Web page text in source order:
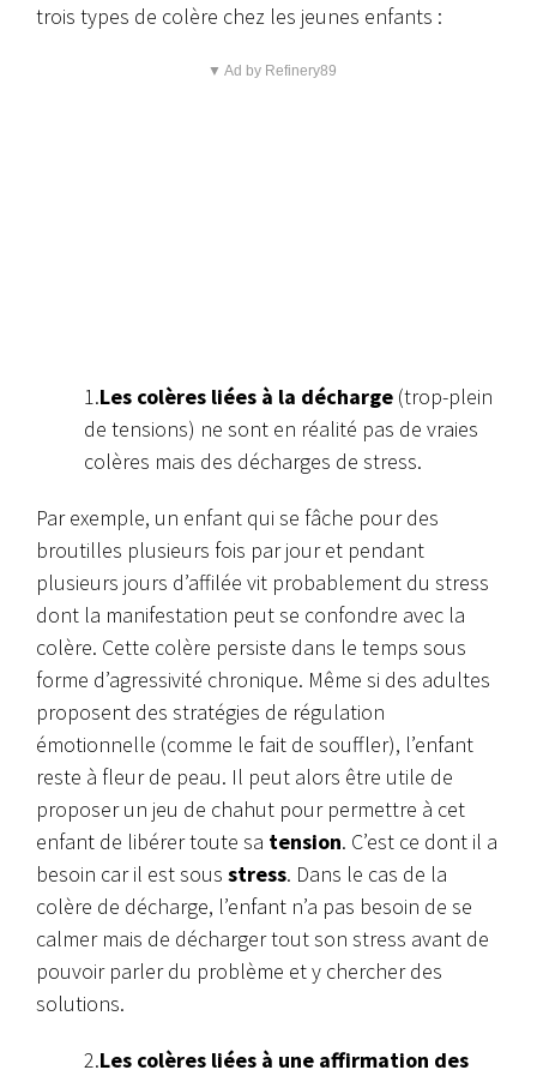
trois types de colère chez les jeunes enfants :
▼ Ad by Refinery89
1.Les colères liées à la décharge (trop-plein
de tensions) ne sont en réalité pas de vraies
colères mais des décharges de stress.
Par exemple, un enfant qui se fâche pour des
broutilles plusieurs fois par jour et pendant
plusieurs jours d’affilée vit probablement du stress
dont la manifestation peut se confondre avec la
colère. Cette colère persiste dans le temps sous
forme d’agressivité chronique. Même si des adultes
proposent des stratégies de régulation
émotionnelle (comme le fait de souffler), l’enfant
reste à fleur de peau. Il peut alors être utile de
proposer un jeu de chahut pour permettre à cet
enfant de libérer toute sa tension. C’est ce dont il a
besoin car il est sous stress. Dans le cas de la
colère de décharge, l’enfant n’a pas besoin de se
calmer mais de décharger tout son stress avant de
pouvoir parler du problème et y chercher des
solutions.
2.Les colères liées à une affirmation des